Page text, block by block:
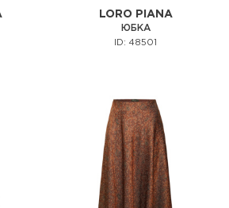
LORO PIANA
ЮБКА
ID: 48501